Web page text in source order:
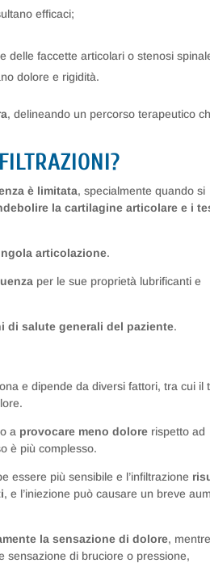
efficaci;
delle faccette articolari o stenosi
dolore e rigidità.
, delineando un percorso terapeutico
è limitata, specialmente quando si
la cartilagine articolare e i
articolazione.
per le sue proprietà lubrificanti e
di salute generali del paziente.
e dipende da diversi fattori, tra cui il
a provocare meno dolore rispetto ad
è più complesso.
essere più sensibile e l’infiltrazione
, e l’iniezione può causare un breve
la sensazione di dolore, mentre
sensazione di bruciore o pressione,